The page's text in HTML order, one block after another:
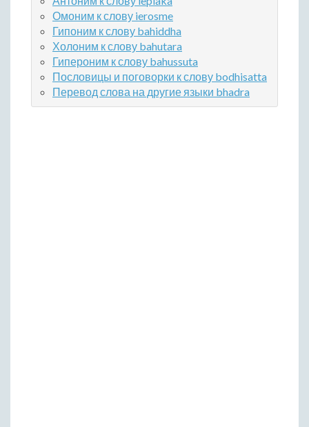
Омоним к слову ierosme
Гипоним к слову bahiddha
Холоним к слову bahutara
Гипероним к слову bahussuta
Пословицы и поговорки к слову bodhisatta
Перевод слова на другие языки bhadra